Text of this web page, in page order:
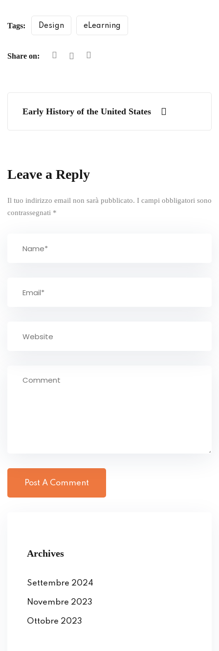
Tags: Design eLearning
Share on:
Early History of the United States
Leave a Reply
Il tuo indirizzo email non sarà pubblicato. I campi obbligatori sono
contrassegnati *
Archives
Settembre 2024
Novembre 2023
Ottobre 2023